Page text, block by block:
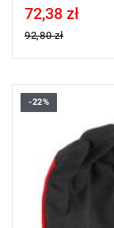
Price tax included
72,38 zł
92,80 zł
-22%